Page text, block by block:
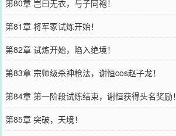
第80章 岂曰无衣，与子同袍！
第81章 将军冢试炼开始！
第82章 试炼开始，陷入绝境！
第83章 宗师级杀神枪法，谢恒cos赵子龙！
第84章 第一阶段试炼结束，谢恒获得头名奖励！
第85章 突破，天境！